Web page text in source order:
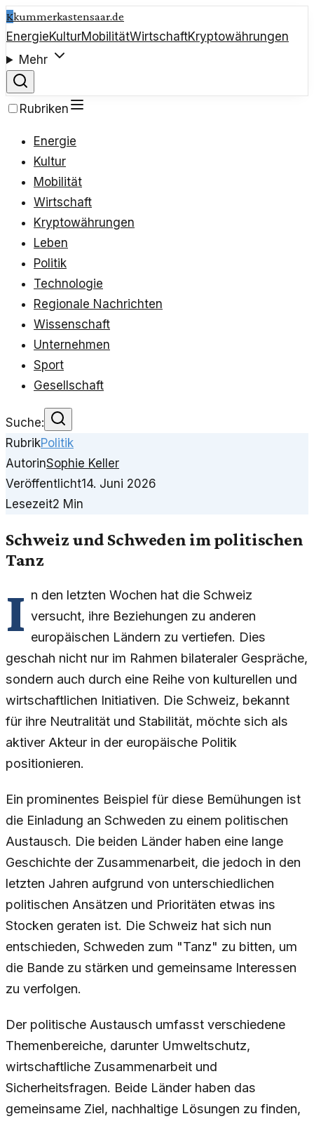
Kkummerkastensaar.de
EnergieKulturMobilitätWirtschaftKryptowährungen
Mehr
Rubriken
Energie
Kultur
Mobilität
Wirtschaft
Kryptowährungen
Leben
Politik
Technologie
Regionale Nachrichten
Wissenschaft
Unternehmen
Sport
Gesellschaft
Suche:
RubrikPolitik
AutorinSophie Keller
Veröffentlicht14. Juni 2026
Lesezeit2 Min
Schweiz und Schweden im politischen
Tanz
I n den letzten Wochen hat die Schweiz
versucht, ihre Beziehungen zu anderen
europäischen Ländern zu vertiefen. Dies
geschah nicht nur im Rahmen bilateraler Gespräche,
sondern auch durch eine Reihe von kulturellen und
wirtschaftlichen Initiativen. Die Schweiz, bekannt
für ihre Neutralität und Stabilität, möchte sich als
aktiver Akteur in der europäische Politik
positionieren.
Ein prominentes Beispiel für diese Bemühungen ist
die Einladung an Schweden zu einem politischen
Austausch. Die beiden Länder haben eine lange
Geschichte der Zusammenarbeit, die jedoch in den
letzten Jahren aufgrund von unterschiedlichen
politischen Ansätzen und Prioritäten etwas ins
Stocken geraten ist. Die Schweiz hat sich nun
entschieden, Schweden zum "Tanz" zu bitten, um
die Bande zu stärken und gemeinsame Interessen
zu verfolgen.
Der politische Austausch umfasst verschiedene
Themenbereiche, darunter Umweltschutz,
wirtschaftliche Zusammenarbeit und
Sicherheitsfragen. Beide Länder haben das
gemeinsame Ziel, nachhaltige Lösungen zu finden,